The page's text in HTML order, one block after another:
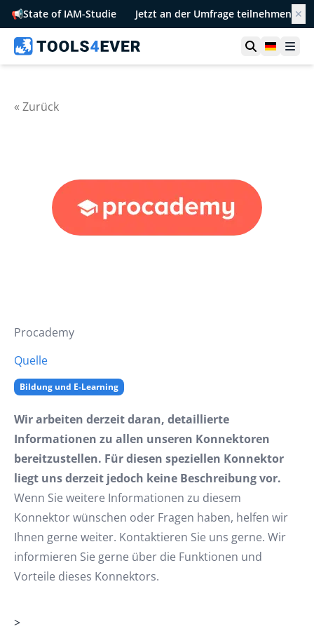
📢State of IAM-Studie Jetzt an der Umfrage teilnehmen ✕
Suche
« Zurück
Procademy
Quelle
Bildung und E-Learning
Wir arbeiten derzeit daran, detaillierte
Informationen zu allen unseren Konnektoren
bereitzustellen. Für diesen speziellen Konnektor
liegt uns derzeit jedoch keine Beschreibung vor.
Wenn Sie weitere Informationen zu diesem
Konnektor wünschen oder Fragen haben, helfen wir
Ihnen gerne weiter. Kontaktieren Sie uns gerne. Wir
informieren Sie gerne über die Funktionen und
Vorteile dieses Konnektors.
>